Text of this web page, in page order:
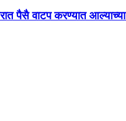
पैसै वाटप करण्यात